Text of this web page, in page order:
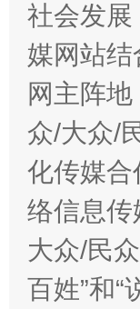
在谋
社会发
媒网站
网主阵
众/大众/
化传媒
络信息
大众/民
百姓”和